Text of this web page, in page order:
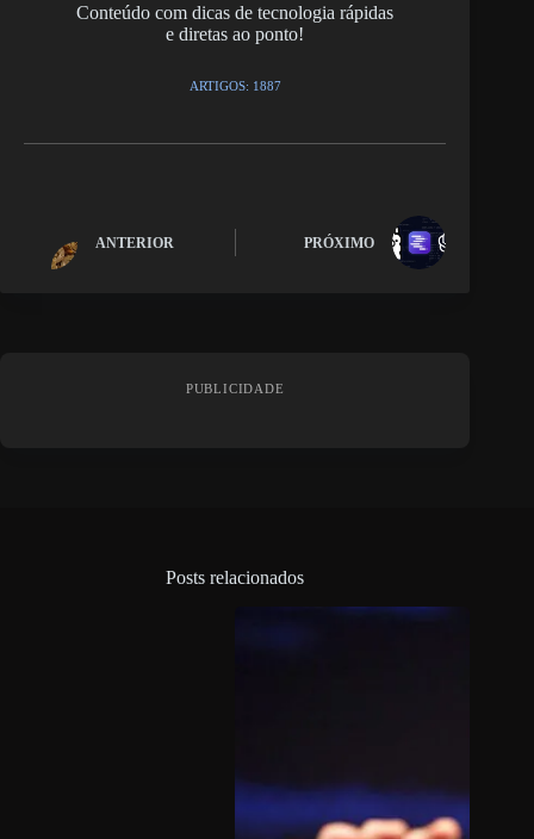
Conteúdo com dicas de tecnologia rápidas
e diretas ao ponto!
ARTIGOS: 1887
ANTERIOR PRÓXIMO
PUBLICIDADE
Posts relacionados